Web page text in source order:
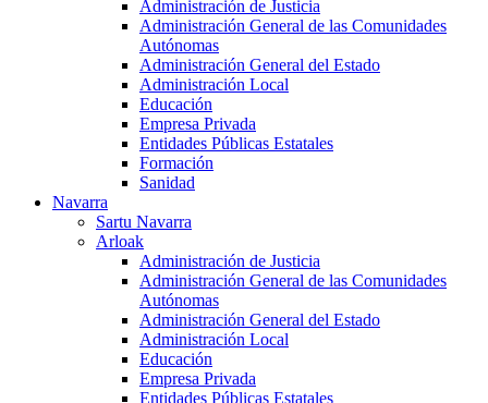
Administración de Justicia
Administración General de las Comunidades
Autónomas
Administración General del Estado
Administración Local
Educación
Empresa Privada
Entidades Públicas Estatales
Formación
Sanidad
Navarra
Sartu Navarra
Arloak
Administración de Justicia
Administración General de las Comunidades
Autónomas
Administración General del Estado
Administración Local
Educación
Empresa Privada
Entidades Públicas Estatales